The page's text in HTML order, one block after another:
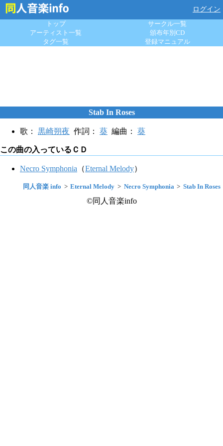
ログイン
トップ
サークル一覧
アーティスト一覧
頒布年別CD
タグ一覧
登録マニュアル
Stab In Roses
歌： 黒崎朔夜 作詞： 葵 編曲： 葵
この曲の入っているＣＤ
Necro Symphonia （Eternal Melody）
同人音楽 info Eternal Melody Necro Symphonia Stab In Roses
©同人音楽info